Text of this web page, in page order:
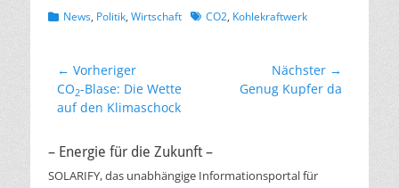
Kategorien
News, Politik, Wirtschaft Schlagworte
CO2, Kohlekraftwerk
Beitragsnavigation
← Vorheriger
Vorheriger
Beitrag:
CO2-Blase: Die Wette
auf den Klimaschock
Nächster →
NächsterGenug Kupfer da
– Energie für die Zukunft –
SOLARIFY, das unabhängige Informationsportal für